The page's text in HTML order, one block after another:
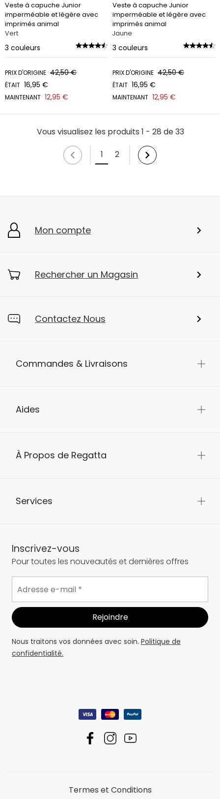
Veste à capuche Junior
imperméable et légère avec
imprimés animal
Vert
3 couleurs
PRIX D'ORIGINE 42,50 €
ÉTAIT 16,95 €
MAINTENANT 12,95 €
Veste à capuche Junior
imperméable et légère avec
imprimés animal
Jaune
3 couleurs
PRIX D'ORIGINE 42,50 €
ÉTAIT 16,95 €
MAINTENANT 12,95 €
Vous visualisez les produits 1 - 28 de 33
1
2
Mon compte
Rechercher un Magasin
Contactez Nous
Commandes & Livraisons
Aides
À Propos de Regatta
Services
Inscrivez-vous
Pour toutes les nouveautés et dernières offres
Nous traitons vos données avec soin. Politique de
confidentialité.
Termes et Conditions